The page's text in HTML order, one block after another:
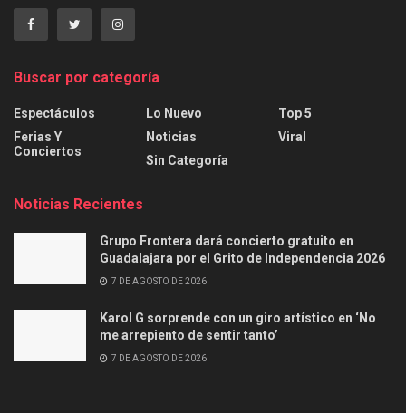
Buscar por categoría
Espectáculos
Ferias Y
Conciertos
Lo Nuevo
Noticias
Sin Categoría
Top 5
Viral
Noticias Recientes
Grupo Frontera dará concierto gratuito en
Guadalajara por el Grito de Independencia 2026
7 DE AGOSTO DE 2026
Karol G sorprende con un giro artístico en ‘No
me arrepiento de sentir tanto’
7 DE AGOSTO DE 2026